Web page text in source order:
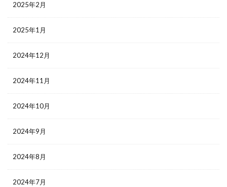
2025年2月
2025年1月
2024年12月
2024年11月
2024年10月
2024年9月
2024年8月
2024年7月